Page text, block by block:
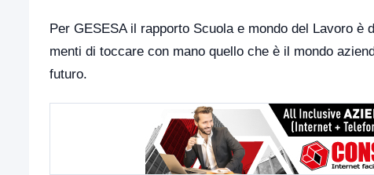
Per GESESA il rapporto Scuola e mondo del Lavoro
menti di toccare con mano quello che è il mondo
futuro.